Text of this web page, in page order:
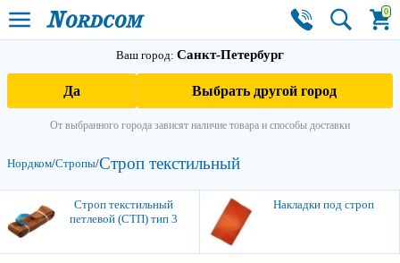
0
Ваш город: Санкт-Петербург
Да Выбрать другой город
От выбранного города зависят наличие товара и способы доставки
Нордком/Стропы/Строп текстильный
Строп текстильный
петлевой (СТП) тип 3
Накладки под строп